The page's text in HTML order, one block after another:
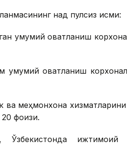
нақд пулсиз қисми:
умумий овқатланиш
овқатланиш
ва меҳмонхона
фоизи.
Ўзбекистонда